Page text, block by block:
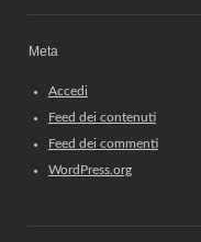
Meta
Accedi
Feed dei contenuti
Feed dei commenti
WordPress.org